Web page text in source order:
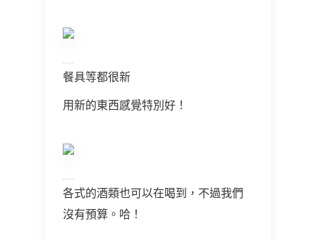
餐具等都很新
用新的東西感覺特別好！
各式的酒類也可以在喝到，不過我們
沒有預算。哈！